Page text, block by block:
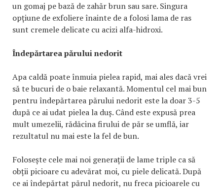
un gomaj pe bază de zahăr brun sau sare. Singura
opțiune de exfoliere înainte de a folosi lama de ras
sunt cremele delicate cu acizi alfa-hidroxi.
Îndepărtarea părului nedorit
Apa caldă poate înmuia pielea rapid, mai ales dacă vrei
să te bucuri de o baie relaxantă. Momentul cel mai bun
pentru îndepărtarea părului nedorit este la doar 3-5
după ce ai udat pielea la duș. Când este expusă prea
mult umezelii, rădăcina firului de păr se umflă, iar
rezultatul nu mai este la fel de bun.
Folosește cele mai noi generații de lame triple ca să
obții picioare cu adevărat moi, cu piele delicată. După
ce ai îndepărtat părul nedorit, nu freca picioarele cu